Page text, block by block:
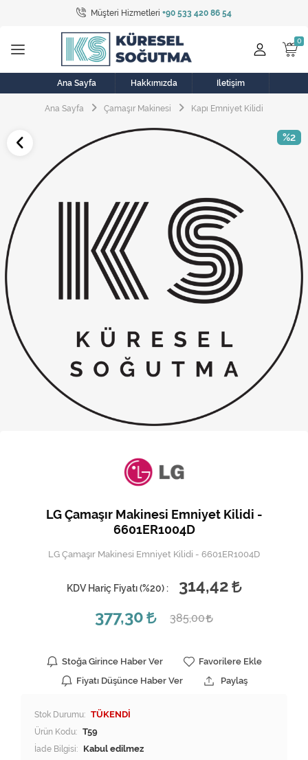
Müşteri Hizmetleri +90 533 420 86 54
Tüm Kategoriler
Bulaşık Makinesi
Buzdolabı
Çamaşır Kurutma Makinesi
Elektrikli Aksamlar
Elektrikli Süpürge
Fan
Fırın, Ocak ve Aspiratör
Klima
Kombi
Musluk
Soğutma Sistemleri
Şofben ve Termosifon
Ana Sayfa Hakkımızda İletişim
Ana Sayfa Çamaşır Makinesi Kapı Emniyet Kilidi
%2
LG Çamaşır Makinesi Emniyet Kilidi -
6601ER1004D
LG Çamaşır Makinesi Emniyet Kilidi - 6601ER1004D
KDV Hariç Fiyatı (%20) :
314,42
377,30
385,00
Stoğa Girince Haber Ver
Favorilere Ekle
Fiyatı Düşünce Haber Ver
Paylaş
Stok Durumu: TÜKENDİ
Ürün Kodu: T59
İade Bilgisi: